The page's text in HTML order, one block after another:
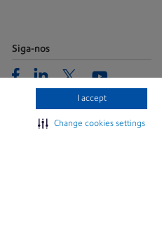
I accept
Change cookies settings
Siga-nos
FacebookLinkedinTwitterYoutube